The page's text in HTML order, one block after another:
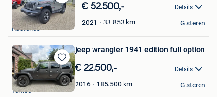
Bewaren
in
Mijn
Favorieten
€ 52.500,- Details
2021 33.853 km
WT Auto
Kasterlee
Gisteren
Bewaren
in
Mijn
Favorieten
jeep wrangler 1941 edition full option
€ 22.500,- Details
2016 185.500 km
geert
Temse
Gisteren